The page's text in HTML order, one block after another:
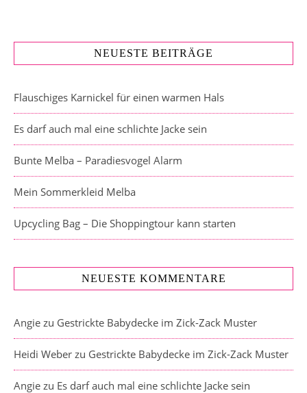
NEUESTE BEITRÄGE
Flauschiges Karnickel für einen warmen Hals
Es darf auch mal eine schlichte Jacke sein
Bunte Melba – Paradiesvogel Alarm
Mein Sommerkleid Melba
Upcycling Bag – Die Shoppingtour kann starten
NEUESTE KOMMENTARE
Angie zu Gestrickte Babydecke im Zick-Zack Muster
Heidi Weber zu Gestrickte Babydecke im Zick-Zack Muster
Angie zu Es darf auch mal eine schlichte Jacke sein